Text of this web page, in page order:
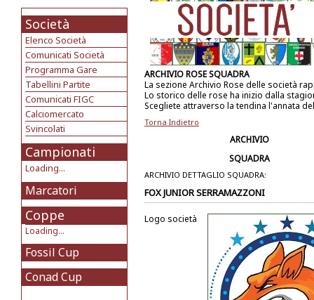
Società
Elenco Società
Comunicati Società
Programma Gare
Tabellini Partite
Comunicati FIGC
Calciomercato
Svincolati
Campionati
Loading...
Marcatori
Coppe
Loading...
Fossil Cup
Conad Cup
ARCHIVIO ROSE SQUADRA
La sezione Archivio Rose delle società
Lo storico delle rose ha inizio dalla
Scegliete attraverso la tendina l'annata
Torna Indietro
ARCHIVIO
SQUADRA
ARCHIVIO DETTAGLIO SQUADRA:
FOX JUNIOR SERRAMAZZONI
Logo società